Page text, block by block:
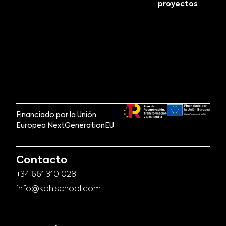
proyectos
Financiado por la Unión
Europea NextGenerationEU
Contacto
+34 661 310 028
info@kohlschool.com